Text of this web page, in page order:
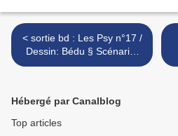
< sortie bd : Les Psy n°17 /
Dessin: Bédu § Scénario:
Cauvin
Hébergé par Canalblog
Top articles